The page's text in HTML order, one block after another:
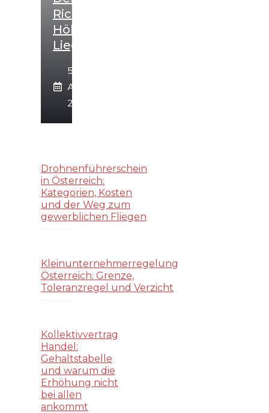
Richtwert
Höher
Liegt
5.
August
2026
Drohnenführerschein
in Österreich:
Kategorien, Kosten
und der Weg zum
gewerblichen Fliegen
Kleinunternehmerregelung
Österreich: Grenze,
Toleranzregel und Verzicht
Kollektivvertrag
Handel:
Gehaltstabelle
und warum die
Erhöhung nicht
bei allen
ankommt